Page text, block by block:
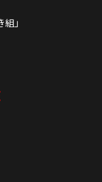
」